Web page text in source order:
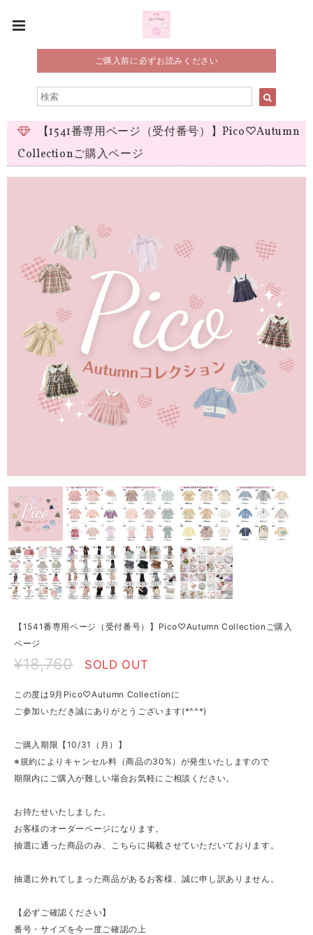
ご購入前に必ずお読みください
【1541番専用ページ（受付番号）】Pico♡Autumn
Collectionご購入ページ
【1541番専用ページ（受付番号）】Pico♡Autumn Collectionご購入
ページ
¥18,760 SOLD OUT
この度は9月Pico♡Autumn Collectionに
ご参加いただき誠にありがとうございます(*^^*)
ご購入期限【10/31（月）】
※規約によりキャンセル料（商品の30%）が発生いたしますので
期限内にご購入が難しい場合お気軽にご相談ください。
お待たせいたしました。
お客様のオーダーページになります。
抽選に通った商品のみ、こちらに掲載させていただいております。
抽選に外れてしまった商品があるお客様、誠に申し訳ありません。
【必ずご確認ください】
番号・サイズを今一度ご確認の上